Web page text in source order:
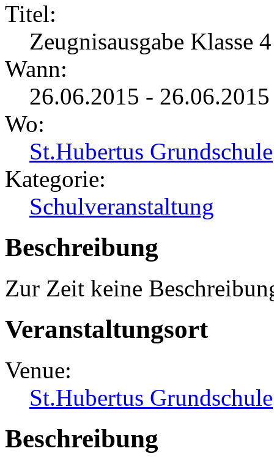
Titel:
Zeugnisausgabe Klasse 4
Wann:
26.06.2015 -
Wo:
St.Hubertus Grundschule
Kategorie:
Schulveranstaltung
Beschreibung
Zur Zeit keine
Veranstaltungsort
Venue:
St.Hubertus Grundschule
Beschreibung